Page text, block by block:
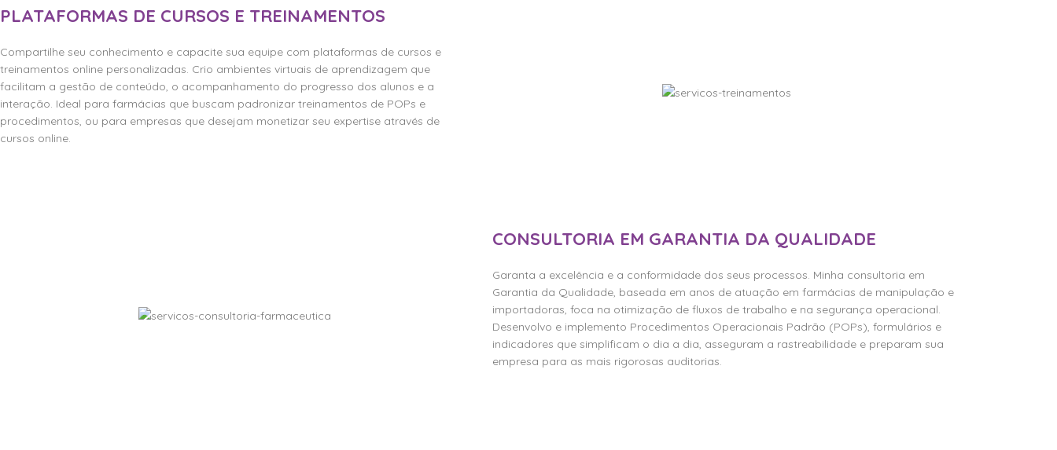
PLATAFORMAS DE CURSOS E TREINAMENTOS
Compartilhe seu conhecimento e capacite sua equipe com plataformas de cursos e
treinamentos online personalizadas. Crio ambientes virtuais de aprendizagem que
facilitam a gestão de conteúdo, o acompanhamento do progresso dos alunos e a
interação. Ideal para farmácias que buscam padronizar treinamentos de POPs e
procedimentos, ou para empresas que desejam monetizar seu expertise através de
cursos online.
CONSULTORIA EM GARANTIA DA QUALIDADE
Garanta a excelência e a conformidade dos seus processos. Minha consultoria em
Garantia da Qualidade, baseada em anos de atuação em farmácias de manipulação e
importadoras, foca na otimização de fluxos de trabalho e na segurança operacional.
Desenvolvo e implemento Procedimentos Operacionais Padrão (POPs), formulários e
indicadores que simplificam o dia a dia, asseguram a rastreabilidade e preparam sua
empresa para as mais rigorosas auditorias.